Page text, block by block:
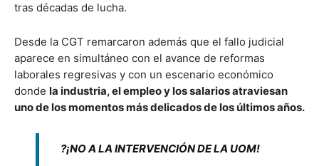
tras décadas de lucha.
Desde la CGT remarcaron además que el fallo judicial
aparece en simultáneo con el avance de reformas
laborales regresivas y con un escenario económico
donde la industria, el empleo y los salarios atraviesan
uno de los momentos más delicados de los últimos años.
?¡NO A LA INTERVENCIÓN DE LA UOM!